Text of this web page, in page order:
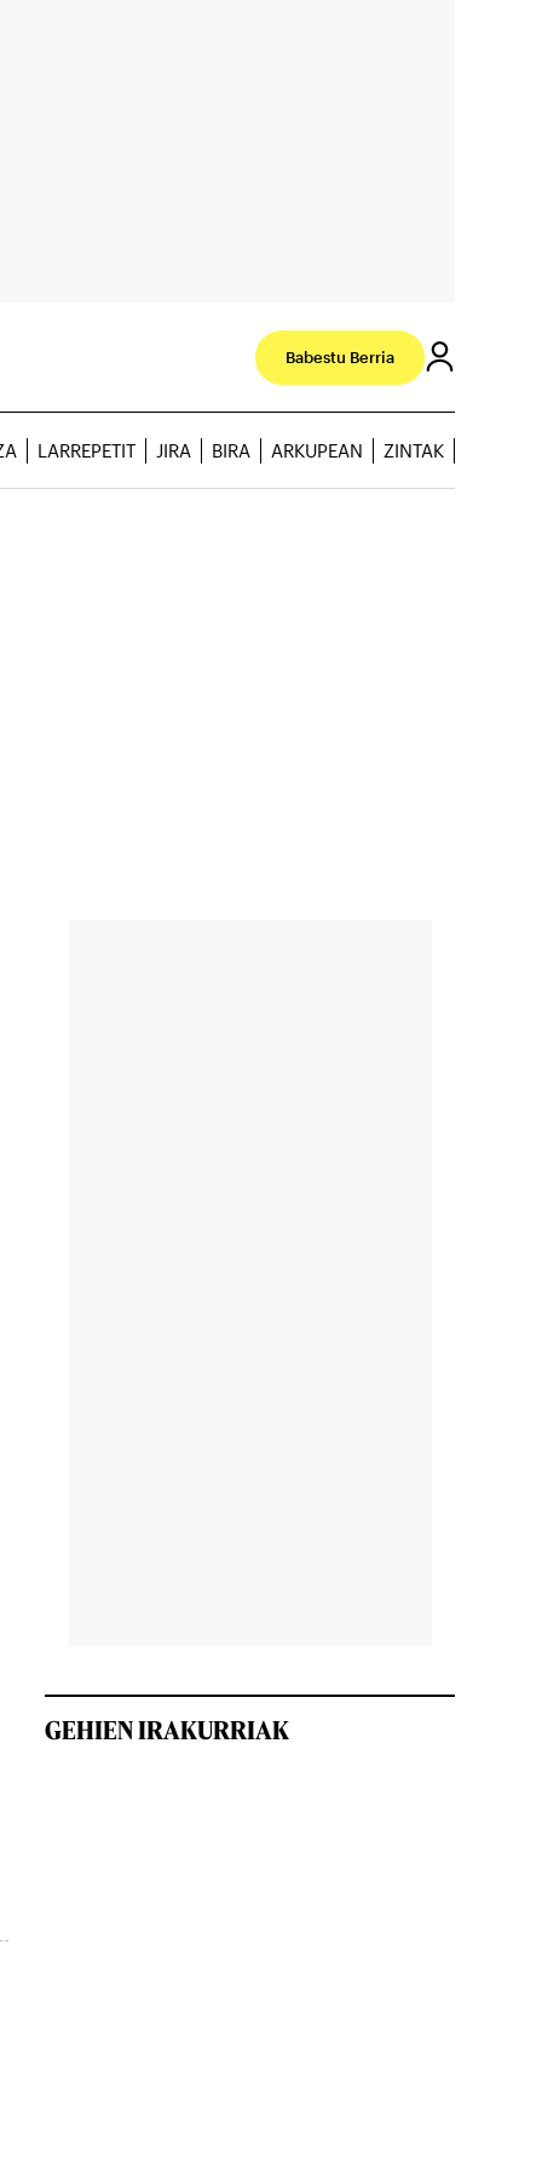
Babestu Berria
LARREPETIT JIRA BIRA ARKUPEAN ZINTAK
GEHIEN IRAKURRIAK